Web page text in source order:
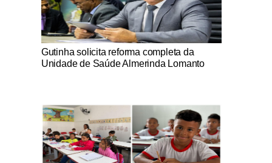
Notícias Católicas
Gutinha solicita reforma completa da
Unidade de Saúde Almerinda Lomanto